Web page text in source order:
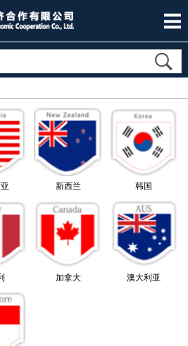
新西兰 韩国
加拿大 澳大利亚